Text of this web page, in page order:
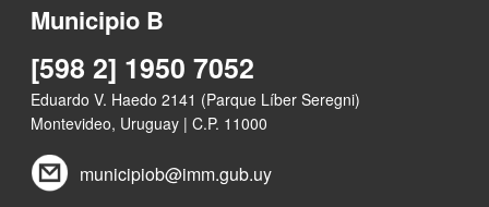
Municipio B
[598 2] 1950 7052
Eduardo V. Haedo 2141 (Parque Líber Seregni)
Montevideo, Uruguay | C.P. 11000
municipiob@imm.gub.uy